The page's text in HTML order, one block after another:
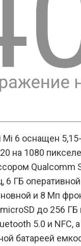
Mi 6 оснащен
на 1080
Qualcomm
6 ГБ
и 8 Мп
до 256
5.0 и NFC,
батареей